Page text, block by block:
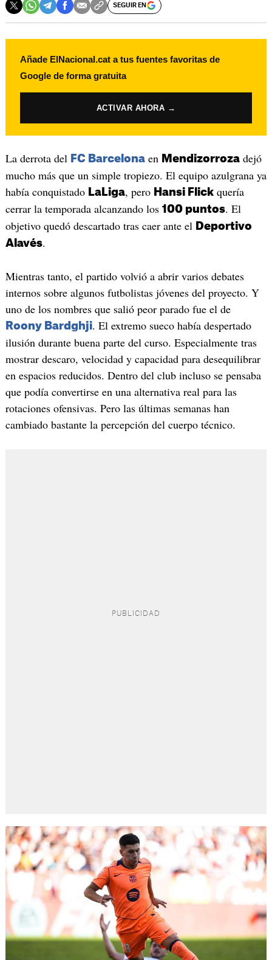
SEGUIR EN
Añade ElNacional.cat a tus fuentes favoritas de
Google de forma gratuita
ACTIVAR AHORA →
La derrota del FC Barcelonaen Mendizorrozadejó
mucho más que un simple tropiezo. El equipo azulgrana ya
había conquistado LaLiga, pero Hansi Flickquería
cerrar la temporada alcanzando los 100 puntos. El
objetivo quedó descartado tras caer ante el Deportivo
Alavés.
Mientras tanto, el partido volvió a abrir varios debates
internos sobre algunos futbolistas jóvenes del proyecto. Y
uno de los nombres que salió peor parado fue el de
Roony Bardghji. El extremo sueco había despertado
ilusión durante buena parte del curso. Especialmente tras
mostrar descaro, velocidad y capacidad para desequilibrar
en espacios reducidos. Dentro del club incluso se pensaba
que podía convertirse en una alternativa real para las
rotaciones ofensivas. Pero las últimas semanas han
cambiado bastante la percepción del cuerpo técnico.